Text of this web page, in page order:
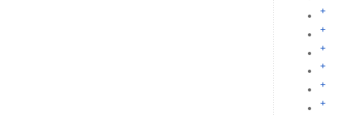
+
+
+
+
+
+